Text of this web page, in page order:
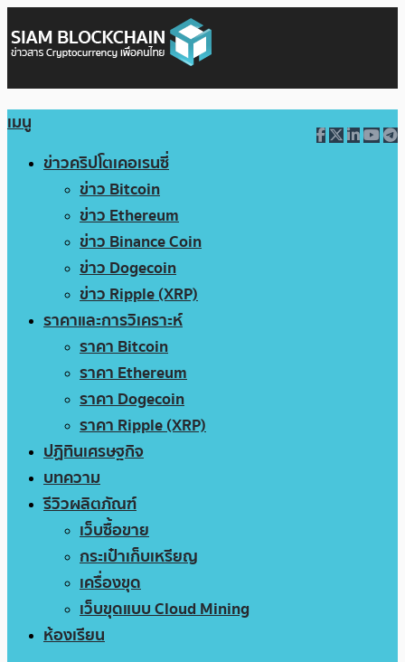
เมนู
ข่าวคริปโตเคอเรนซี่
ข่าว Bitcoin
ข่าว Ethereum
ข่าว Binance Coin
ข่าว Dogecoin
ข่าว Ripple (XRP)
ราคาและการวิเคราะห์
ราคา Bitcoin
ราคา Ethereum
ราคา Dogecoin
ราคา Ripple (XRP)
ปฏิทินเศรษฐกิจ
บทความ
รีวิวผลิตภัณฑ์
เว็บซื้อขาย
กระเป๋าเก็บเหรียญ
เครื่องขุด
เว็บขุดแบบ Cloud Mining
ห้องเรียน